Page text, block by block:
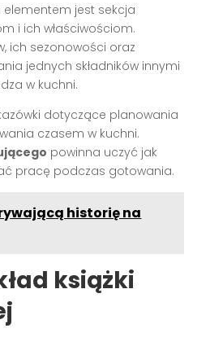
jest sekcja
i ich właściwościom.
ich sezonowości oraz
jednych składników innymi
w kuchni.
dotyczące planowania
czasem w kuchni.
powinna uczyć jak
pracę podczas gotowania.
historię na
książki